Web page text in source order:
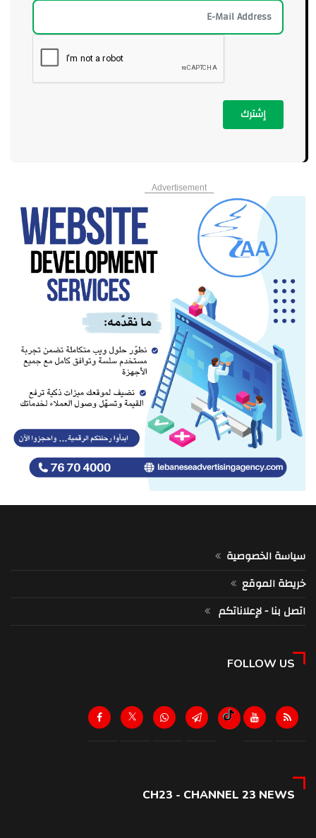
إشترك
Advertisement
سياسة الخصوصية
خريطة الموقع
اتصل بنا - لإعلاناتكم
FOLLOW US
CH23 - CHANNEL 23 NEWS